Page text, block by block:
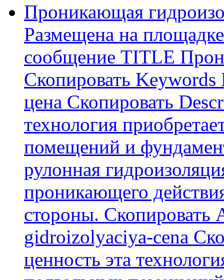
Проникающая
Размещена на
сообщение TITLE
Скопировать
цена Скопировать
технология
помещений и
рулонная
проникающего
стороны. Скопировать
gidroizolyaciya-cena
ценность эта